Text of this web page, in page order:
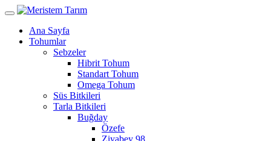
Ana Sayfa
Tohumlar
Sebzeler
Hibrit Tohum
Standart Tohum
Omega Tohum
Süs Bitkileri
Tarla Bitkileri
Buğday
Özefe
Ziyabey 98